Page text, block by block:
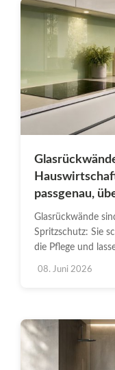
passgenau,
Glasrückwände
Spritzschutz: Sie
die Pflege und
08. Juni 2026